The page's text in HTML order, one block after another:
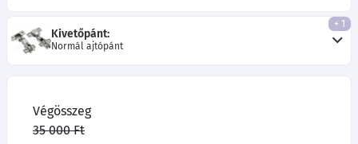
Kivetőpánt:
Normál ajtópánt
+ 1
Végösszeg
35 000 Ft